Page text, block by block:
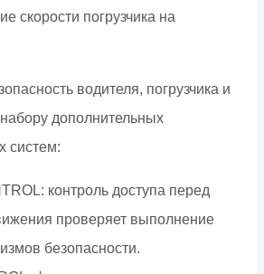
скорости погрузчика на
водителя, погрузчика и
дополнительных
систем:
контроль доступа перед
проверяет выполнение
безопасности.